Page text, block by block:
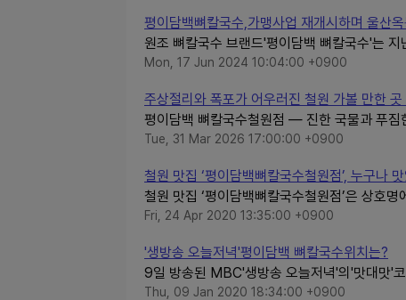
평이담백뼈칼국수,가맹사업 재개시하며 울산
원조 뼈칼국수 브랜드'평이담백 뼈칼국수'는
Mon, 17 Jun 2024 10:04:00 +0900
주상절리와 폭포가 어우러진 철원 가볼 만한 곳
평이담백 뼈칼국수철원점 — 진한 국물과 푸짐
Tue, 31 Mar 2026 17:00:00 +0900
철원 맛집 ‘평이담백뼈칼국수철원점’, 누구나
철원 맛집 ‘평이담백뼈칼국수철원점’은 상호
Fri, 24 Apr 2020 13:35:00 +0900
'생방송 오늘저녁'평이담백 뼈칼국수위치는?
9일 방송된 MBC'생방송 오늘저녁'의'맛대맛'
Thu, 09 Jan 2020 18:34:00 +0900